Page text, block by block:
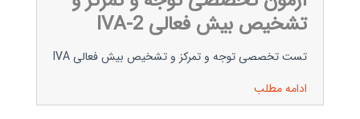
تشخیص بیش فعالی IVA-2
تست تخصصی توجه و تمرکز و تشخیص بیش فعالی IVA
ادامه مطلب